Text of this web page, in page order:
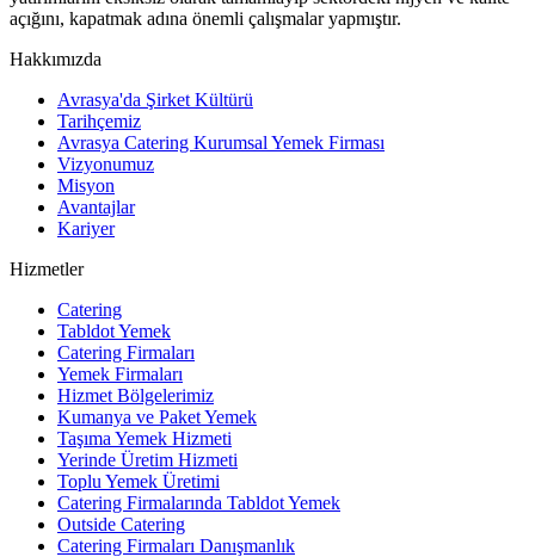
açığını, kapatmak adına önemli çalışmalar yapmıştır.
Hakkımızda
Avrasya'da Şirket Kültürü
Tarihçemiz
Avrasya Catering Kurumsal Yemek Firması
Vizyonumuz
Misyon
Avantajlar
Kariyer
Hizmetler
Catering
Tabldot Yemek
Catering Firmaları
Yemek Firmaları
Hizmet Bölgelerimiz
Kumanya ve Paket Yemek
Taşıma Yemek Hizmeti
Yerinde Üretim Hizmeti
Toplu Yemek Üretimi
Catering Firmalarında Tabldot Yemek
Outside Catering
Catering Firmaları Danışmanlık